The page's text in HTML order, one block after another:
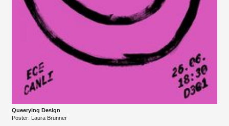
Queerying Design
Poster: Laura Brunner